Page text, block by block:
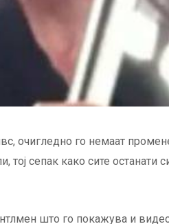
очигледно го немаат
тој сепак како сите останати
што го покажува и